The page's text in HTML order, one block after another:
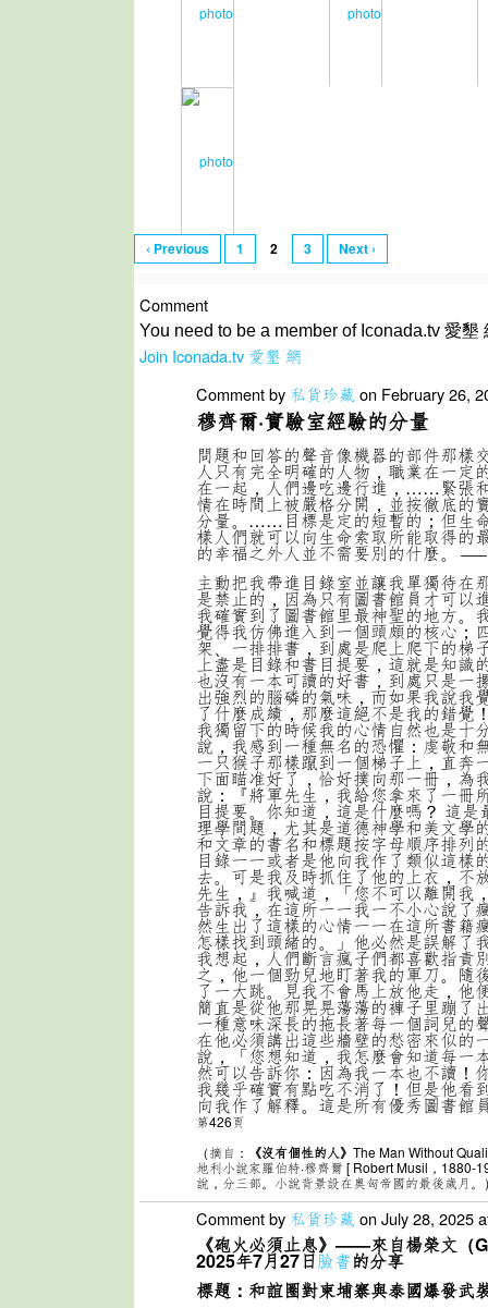
‹ Previous 1 2 3 Next ›
Comment
You need to be a member of Iconada.tv 愛墾
Join Iconada.tv 愛墾 網
Comment by 私貨珍藏 on February 26,
穆齊爾·實驗室經驗的分量
問題和回答的聲音像機器的部件那樣
人只有完全明確的人物，職業在一定
在一起，人們邊吃邊行進，……緊張
情在時間上被嚴格分開，並按徹底的
分量。……目標是定的短暫的；但生
樣人們就可以向生命索取所能取得的
的幸福之外人並不需要別的什麼。 ——
主動把我帶進目錄室並讓我單獨待在
是禁止的，因為只有圖書館員才可以
我確實到了圖書館里最神聖的地方。
覺得我仿佛進入到一個頭頗的核心；
架、一排排書，到處是爬上爬下的梯
上盡是目錄和書目提要，這就是知識
也沒有一本可讀的好書，到處只是一
出強烈的腦磷的氣味，而如果我說我
了什麼成績，那麼這絕不是我的錯覺
我獨留下的時候我的心情自然也是十
說，我感到一種無名的恐懼：虔敬和
一只猴子那樣躥到一個梯子上，直奔
下面瞄准好了，恰好撲向那一冊，為
說：『將軍先生，我給您拿來了一冊
目提要。你知道，這是什麼嗎？ 這是
理學間題，尤其是道德神學和美文學
和文章的書名和標題按字母順序排列
目錄一一或者是他向我作了類似這樣
去。可是我及時抓住了他的上衣，不
先生，』我喊道，「您不可以離開我
告訴我，在這所一一我一不小心說了
然生出了這樣的心情一一在這所書籍
怎樣找到頭緒的。」他必然是誤解了
我想起，人們斷言瘋子們都喜歡指責
之，他一個勁兒地盯著我的軍刀。隨
了一大跳。見我不會馬上放他走，他
簡直是從他那晃晃蕩蕩的褲子里蹦了
一種意味深長的拖長著每一個詞兒的
在他必須講出這些牆壁的愁密來似的
說，「您想知道，我怎麼會知道每一
然可以告訴你：因為我一本也不讀！
我幾乎確實有點吃不消了！但是他看
向我作了解釋。這是所有優秀圖書館
第426頁
（摘自：
《沒有個性的人》 The Man Without
地利小說家羅伯特·穆齊爾 [ Robert Musil，1880-
說，分三部。小說背景設在奧匈帝國的最後歲月。
Comment by 私貨珍藏 on July 28, 2025
《砲火必須止息》——來自楊榮文（
2025年7月27日臉書的分享
標題：和誼圈對柬埔寨與泰國爆發武